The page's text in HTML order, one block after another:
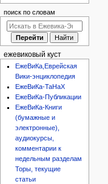
поиск по словам
ежевиковый куст
ЕжеВиКа,Еврейская
Вики-энциклопедия
ЕжеВиКа-ТаНаХ
ЕжеВиКа-Публикации
ЕжеВиКа-Книги
(бумажные и
электронные),
аудиокурсы,
комментарии к
недельным разделам
Торы, текущие
статьи